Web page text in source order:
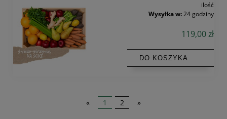
ilość
Wysyłka w:24 godziny
119,00 zł
DO KOSZYKA
« 1 2 »